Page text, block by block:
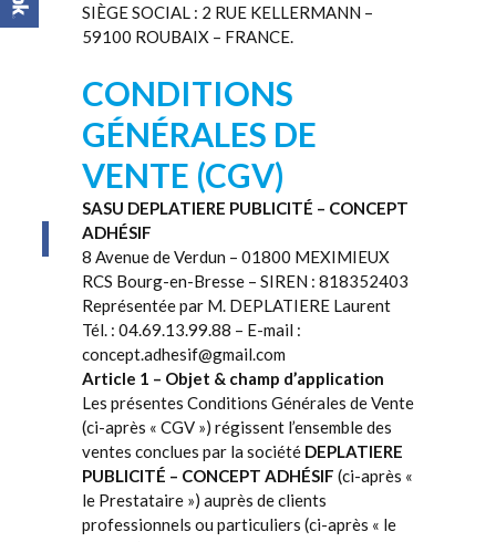
SIÈGE SOCIAL : 2 RUE KELLERMANN –
59100 ROUBAIX – FRANCE.
CONDITIONS
GÉNÉRALES DE
VENTE (CGV)
SASU DEPLATIERE PUBLICITÉ – CONCEPT
ADHÉSIF
8 Avenue de Verdun – 01800 MEXIMIEUX
RCS Bourg-en-Bresse – SIREN : 818352403
Représentée par M. DEPLATIERE Laurent
Tél. : 04.69.13.99.88 – E-mail :
concept.adhesif@gmail.com
Article 1 – Objet & champ d’application
Les présentes Conditions Générales de Vente
(ci-après « CGV ») régissent l’ensemble des
ventes conclues par la société DEPLATIERE
PUBLICITÉ – CONCEPT ADHÉSIF (ci-après «
le Prestataire ») auprès de clients
professionnels ou particuliers (ci-après « le